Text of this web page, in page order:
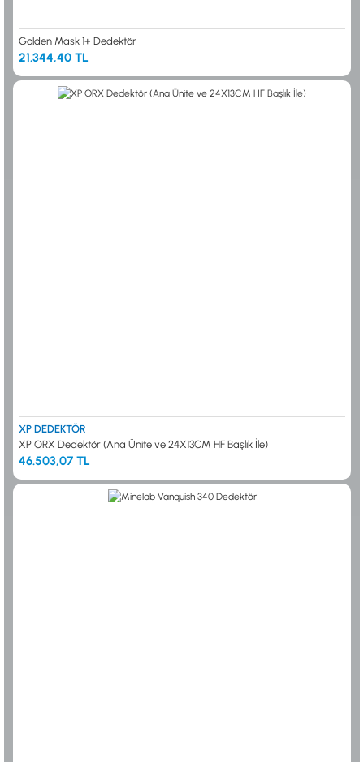
Golden Mask 1+ Dedektör
21.344,40 TL
XP DEDEKTÖR
XP ORX Dedektör (Ana Ünite ve 24X13CM HF Başlık İle)
46.503,07 TL